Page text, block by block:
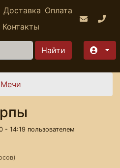
Доставка Оплата
Контакты
Мечи
14:19 пользователем